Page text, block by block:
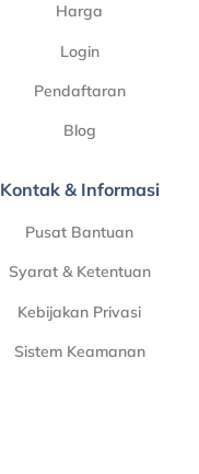
Harga
Login
Pendaftaran
Blog
Kontak & Informasi
Pusat Bantuan
Syarat & Ketentuan
Kebijakan Privasi
Sistem Keamanan